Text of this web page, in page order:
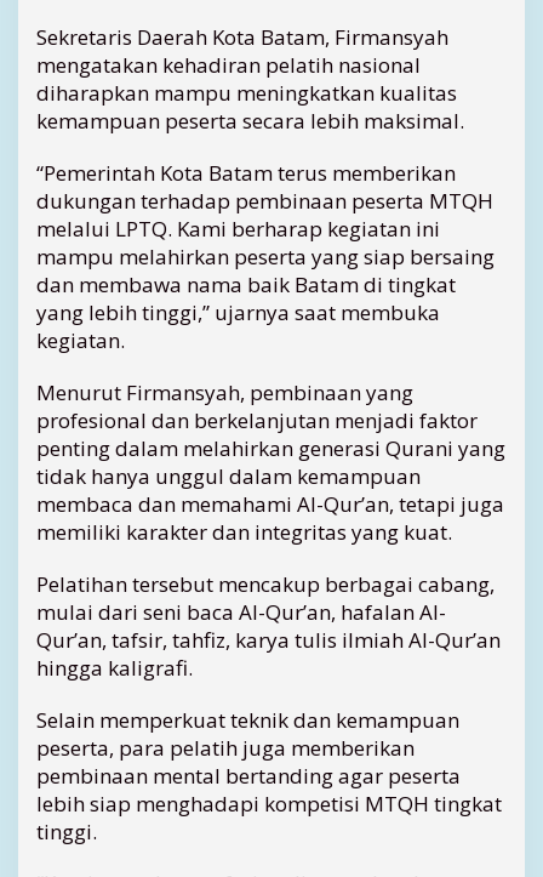
T
i
n
g
a
t
r
o
v
i
i
d
n
N
a
s
o
n
a
Sekretaris Daerah Kota Batam, Firmansyah
mengatakan kehadiran pelatih nasional
diharapkan mampu meningkatkan kualitas
kemampuan peserta secara lebih maksimal.
“Pemerintah Kota Batam terus memberikan
dukungan terhadap pembinaan peserta MTQH
melalui LPTQ. Kami berharap kegiatan ini
mampu melahirkan peserta yang siap bersaing
dan membawa nama baik Batam di tingkat
yang lebih tinggi,” ujarnya saat membuka
kegiatan.
Menurut Firmansyah, pembinaan yang
profesional dan berkelanjutan menjadi faktor
penting dalam melahirkan generasi Qurani yang
tidak hanya unggul dalam kemampuan
membaca dan memahami Al-Qur’an, tetapi juga
memiliki karakter dan integritas yang kuat.
Pelatihan tersebut mencakup berbagai cabang,
mulai dari seni baca Al-Qur’an, hafalan Al-
Qur’an, tafsir, tahfiz, karya tulis ilmiah Al-Qur’an
hingga kaligrafi.
Selain memperkuat teknik dan kemampuan
peserta, para pelatih juga memberikan
pembinaan mental bertanding agar peserta
lebih siap menghadapi kompetisi MTQH tingkat
tinggi.